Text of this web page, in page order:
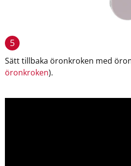
5
Sätt tillbaka öronkroken med
öronkroken).